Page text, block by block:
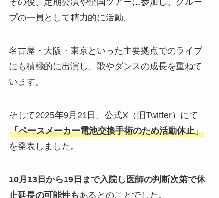
その後、定期公演や全国ツアーに参加し、グルー
プの一員として精力的に活動。
名古屋・大阪・東京といった主要拠点でのライブ
にも積極的に出演し、歌やダンスの成長を重ねて
います。
そして2025年9月21日、公式X（旧Twitter）にて
「ペースメーカー電池交換手術のため活動休止」
を発表しました。
10月13日から19日まで入院し医師の判断次第で休
止延長の可能性もあるとのことでした。